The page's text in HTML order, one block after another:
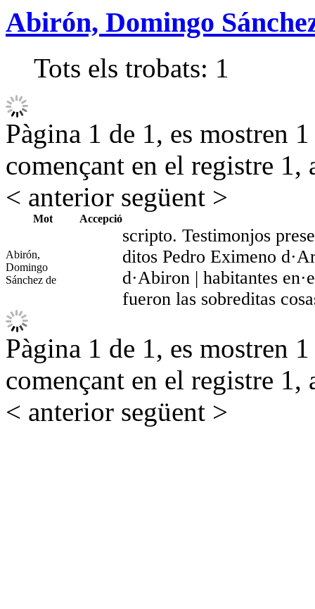
Abirón, Domingo
Tots els trobats: 1
Pàgina 1 de 1, es mostren
començant en el registre 1,
< anterior següent >
Mot Accepció
Abirón,
Domingo
Sánchez de
scripto. Testimonjos
ditos Pedro Eximeno
d·Abiron | habitantes
fueron las sobreditas
Pàgina 1 de 1, es mostren
començant en el registre 1,
< anterior següent >